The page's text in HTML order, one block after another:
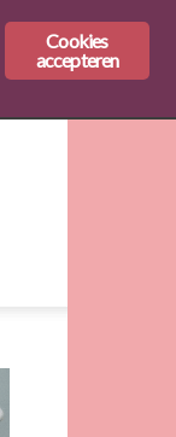
Cookies
accepteren